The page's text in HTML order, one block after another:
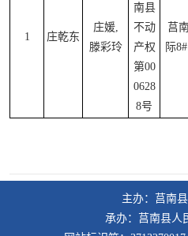
1 庄乾东
庄媛,
滕彩玲
南县
不动
产权
第00
0628
8号
莒
际
主办：莒南
承办：莒南县人